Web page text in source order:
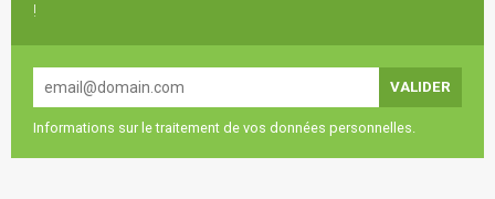
!
Informations sur le traitement de vos données personnelles.